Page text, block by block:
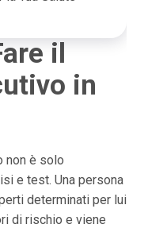
il
in
non è solo
e test. Una persona
determinati per lui
di rischio e viene